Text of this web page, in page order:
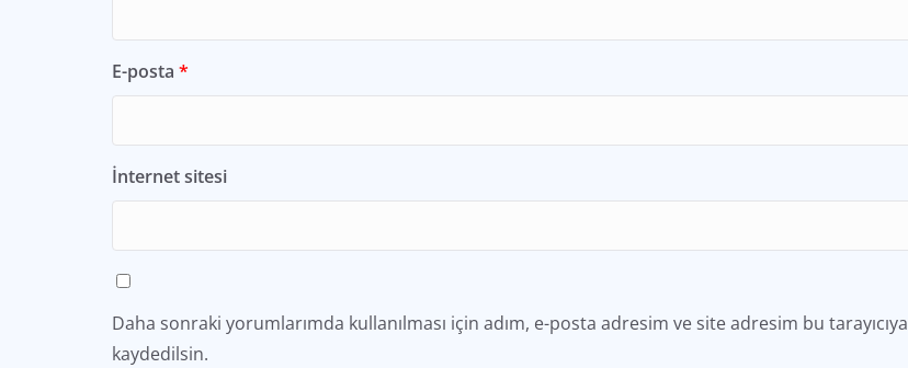
E-posta *
İnternet sitesi
Daha sonraki yorumlarımda kullanılması için adım, e-posta adresim ve site adresim bu tarayıcıya
kaydedilsin.